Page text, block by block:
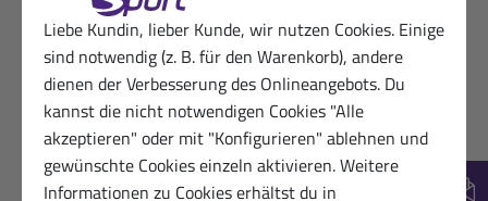
Liebe Kundin, lieber Kunde, wir nutzen Cookies. Einige
sind notwendig (z. B. für den Warenkorb), andere
dienen der Verbesserung des Onlineangebots. Du
kannst die nicht notwendigen Cookies "Alle
akzeptieren" oder mit "Konfigurieren" ablehnen und
gewünschte Cookies einzeln aktivieren. Weitere
Informationen zu Cookies erhältst du in
01.06.2026
Glücklicher Kunde von Sanct Bernhard
Sport
★★★★★
sehr gut
VERIFIZIERT Hilfreich? (0)